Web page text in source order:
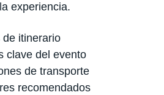
experiencia.
de itinerario
clave del evento
de transporte
recomendados